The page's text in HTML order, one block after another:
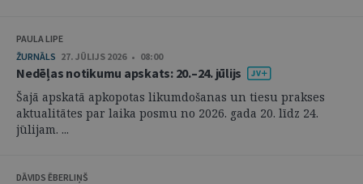
PAULA LIPE
ŽURNĀLS 27. JŪLIJS 2026 • 08:00
Nedēļas notikumu apskats: 20.–24. jūlijs
Šajā apskatā apkopotas likumdošanas un tiesu prakses
aktualitātes par laika posmu no 2026. gada 20. līdz 24.
jūlijam. ...
DĀVIDS ĒBERLIŅŠ